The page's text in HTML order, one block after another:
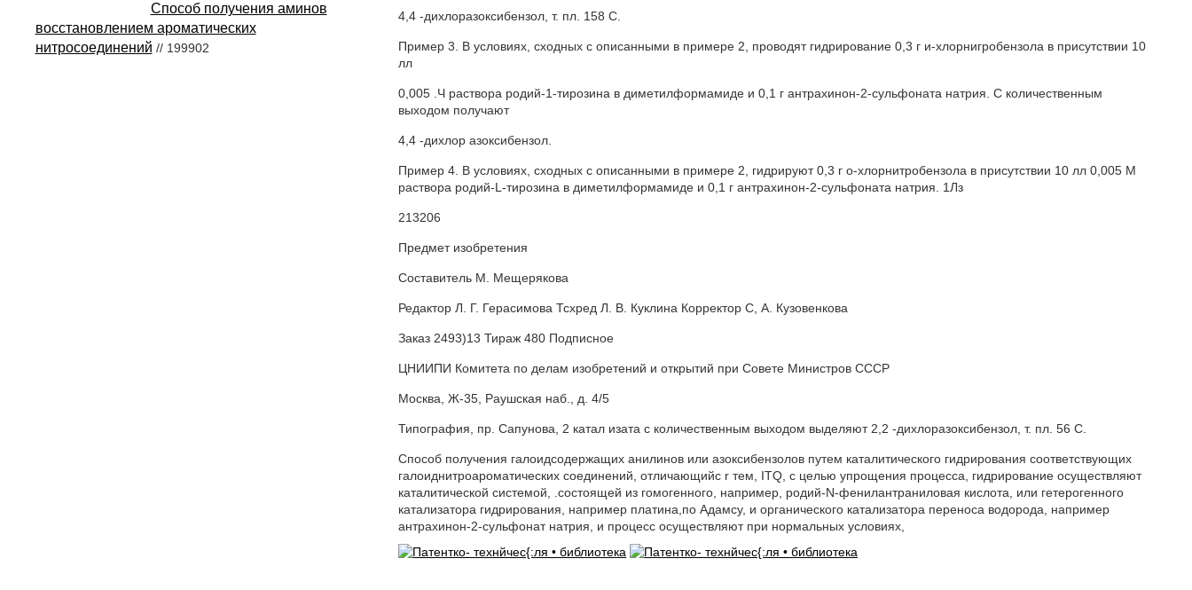
4,4 -дихлоразоксибензол, т. пл. 158 С.
Пример 3. В условиях, сходных с описанными в примере 2, проводят гидрирование 0,3 г и-хлорнигробензола в присутствии 10
лл
0,005 .Ч раствора родий-1-тирозина в диметилформамиде и 0,1 г антрахинон-2-сульфоната натрия. С количественным
выходом получают
4,4 -дихлор азоксибензол.
Пример 4. В условиях, сходных с описанными в примере 2, гидрируют 0,3 г о-хлорнитробензола в присутствии 10 лл 0,005 М
раствора родий-L-тирозина в диметилформамиде и 0,1 г антрахинон-2-сульфоната натрия. 1Лз
213206
Предмет изобретения
Составитель М. Мещерякова
Редактор Л. Г. Герасимова Тсхред Л. В. Куклина Корректор С, А. Кузовенкова
Заказ 2493)13 Тираж 480 Подписное
ЦНИИПИ Комитета по делам изобретений и открытий при Совете Министров СССР
Москва, Ж-35, Раушская наб., д. 4/5
Типография, пр. Сапунова, 2 катал изата с количественным выходом выделяют 2,2 -дихлоразоксибензол, т. пл. 56 C.
Способ получения галоидсодержащих анилинов или азоксибензолов путем каталитического гидрирования соответствующих
галоиднитроароматических соединений, отличающийс r тем, ITQ, с целью упрощения процесса, гидрирование осуществляют
каталитической системой, .состоящей из гомогенного, например, родий-N-фенилантраниловая кислота, или гетерогенного
катализатора гидрирования, например платина,по Адамсу, и органического катализатора переноса водорода, например
антрахинон-2-сульфонат натрия, и процесс осуществляют при нормальных условиях,
Способ получения аминов
восстановлением ароматических
нитросоединений // 199902